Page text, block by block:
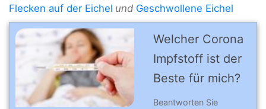
Flecken auf der Eichel und Geschwollene Eichel
Welcher Corona
Impfstoff ist der
Beste für mich?
Beantworten Sie